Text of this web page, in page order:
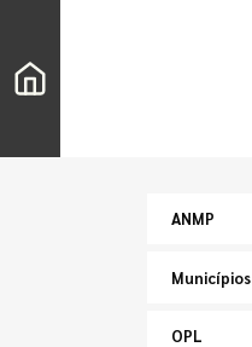
ANMP
Municípios
OPL